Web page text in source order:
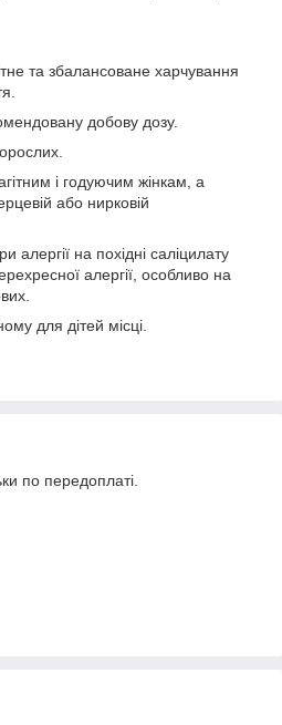
та збалансоване харчування
добову дозу.
і годуючим жінкам, а
або нирковій
алергії на похідні саліцилату
алергії, особливо на
для дітей місці.
по передоплаті.